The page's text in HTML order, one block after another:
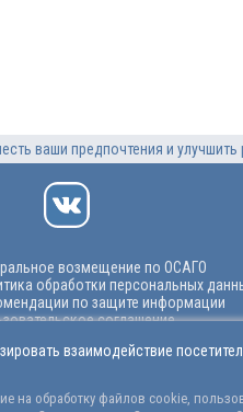
ваши предпочтения и
возмещение по ОСАГО
обработки персональных
по защите информации
соглашение
учета операций
о структуре и составе
о лицах, под контролем либо
находится АО «ОСК»
взаимодействие
на обработку файлов cookie,